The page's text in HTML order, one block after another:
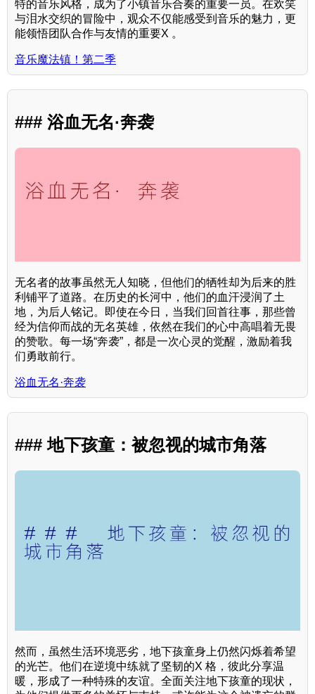
特的音乐风格，成为了小镇音乐合奏的重要一员。在欢笑
与泪水交织的冒险中，观众不仅能感受到音乐的魅力，更
能领悟团队合作与友情的重要X 。
音乐魔法镇！第二季
### 浴血无名·奔袭
无名者的故事虽然无人知晓，但他们的牺牲却为后来的胜
利铺平了道路。在历史的长河中，他们的血汗浸润了土
地，为后人铭记。即使在今日，当我们回首往事，那些曾
经为信仰而战的无名英雄，依然在我们的心中高唱着无畏
的赞歌。每一场“奔袭”，都是一次心灵的觉醒，激励着我
们勇敢前行。
浴血无名·奔袭
### 地下孩童：被忽视的城市角落
然而，虽然生活环境恶劣，地下孩童身上仍然闪烁着希望
的光芒。他们在逆境中练就了坚韧的X 格，彼此分享温
暖，形成了一种特殊的友谊。全面关注地下孩童的现状，